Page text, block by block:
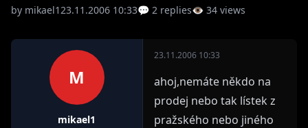
by mikael123.11.2006 10:33💬 2 replies👁 34 views
M
mikael1
23.11.2006 10:33
ahoj,nemáte někdo na
prodej nebo tak lístek z
pražského nebo jiného